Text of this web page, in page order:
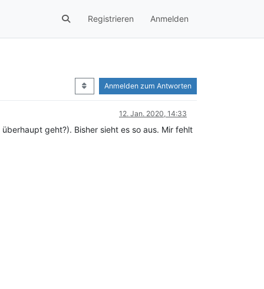
Registrieren Anmelden
Anmelden zum Antworten
12. Jan. 2020, 14:33
geht?). Bisher sieht es so aus. Mir fehlt